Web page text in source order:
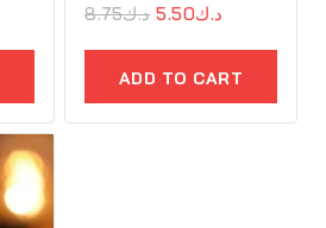
0
of
د.ك8.75 د.ك5.50
ADD TO CART